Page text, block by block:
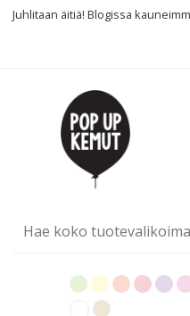
Juhlitaan äitiä! Blogissa